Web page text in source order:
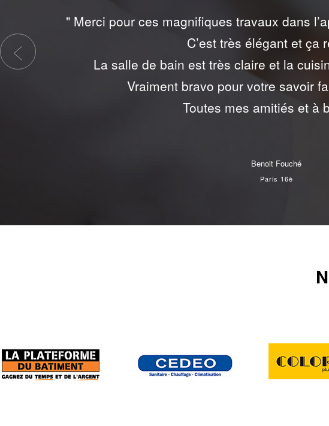
"Excellente qualité de réalisation avec
hauteur. Le chantier
Previous